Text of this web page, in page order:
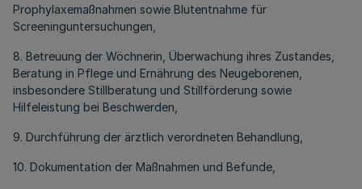
Prophylaxemaßnahmen sowie Blutentnahme für
Screeninguntersuchungen,
8. Betreuung der Wöchnerin, Überwachung ihres Zustandes,
Beratung in Pflege und Ernährung des Neugeborenen,
insbesondere Stillberatung und Stillförderung sowie
Hilfeleistung bei Beschwerden,
9. Durchführung der ärztlich verordneten Behandlung,
10. Dokumentation der Maßnahmen und Befunde,